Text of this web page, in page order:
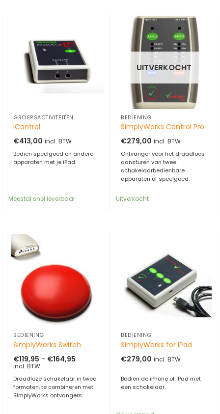
GROEPSACTIVITEITEN
iControl
€413,00 incl. BTW
Bedien speelgoed en andere
apparaten met je iPad.
Meestal snel leverbaar
UITVERKOCHT
BEDIENING
SimplyWorks Control Pro
€279,00 incl. BTW
Ontvanger voor het draadloos
aansturen van twee
schakelaarbedienbare
apparaten of speelgoed.
Uitverkocht
BEDIENING
SimplyWorks Switch
€119,95 - €164,95
€164,95
incl. BTW
Draadloze schakelaar in twee
formaten, te combineren met
SimplyWorks ontvangers.
BEDIENING
SimplyWorks for iPad
€279,00 incl. BTW
Bedien de iPhone of iPad met
een schakelaar.